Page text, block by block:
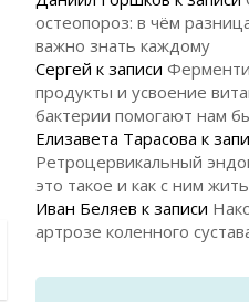
остеопороз: в чём
важно знать каждому
Сергей к записи
продукты и усвоение
бактерии помогают нам
Елизавета Тарасова к
Ретроцервикальный
это такое и как с ним жить
Иван Беляев к записи
артрозе коленного